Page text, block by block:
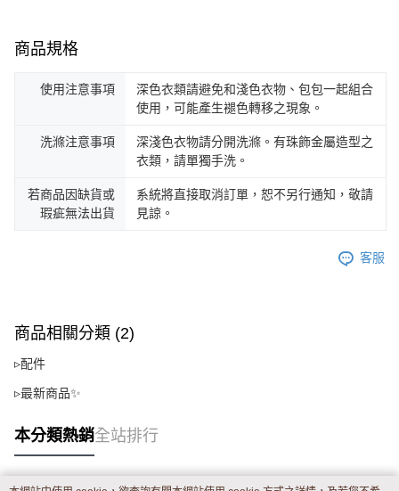
商品規格
使用注意事項
深色衣類請避免和淺色衣物、包包一起組合
使用，可能產生褪色轉移之現象。
洗滌注意事項
深淺色衣物請分開洗滌。有珠飾金屬造型之
衣類，請單獨手洗。
若商品因缺貨或
瑕疵無法出貨
系統將直接取消訂單，恕不另行通知，敬請
見諒。
客服
商品相關分類 (2)
▹配件
▹最新商品✨
本分類熱銷全站排行